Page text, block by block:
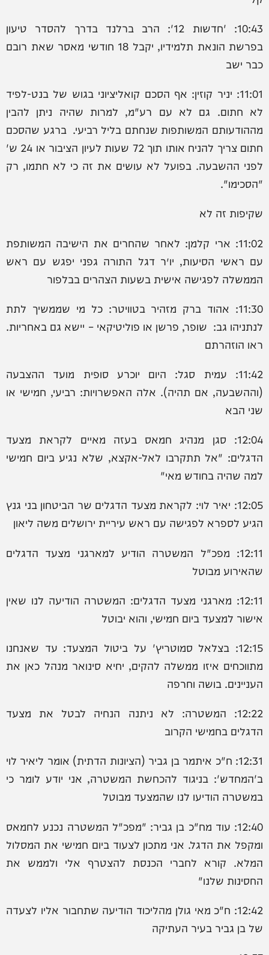
10:43: 'חדשות 12': הרב ברלנד בדרך להסדר טיעון
בפרשת הונאת תלמידיו, יקבל 18 חודשי מאסר שאת רובם
כבר ישב
11:01: יניר קוזין: אף הסכם קואליציוני בגוש של בנט-לפיד
לא חתום. גם לא עם רע"מ, למרות שהיה ניתן להבין
מההודעותם המשותפות שנחתם בליל רביעי. ברגע שהסכם
חתום צריך להניח אותו תוך 72 שעות לעיון הציבור או 24 ש'
לפני ההשבעה. בפועל לא עושים את זה כי לא חתמו, רק
"הסכימו".
שקיפות זה לא
11:02: ארי קלמן: ‏לאחר שהחרים את הישיבה המשותפת
עם ראשי הסיעות, יו״ר דגל התורה גפני יפגש עם ראש
הממשלה לפגישה אישית בשעות הצהרים בבלפור
11:30: אהוד ברק מזהיר בטוויטר: כל מי שממשיך לתת
לנתניהו גב: שופר, פרשן או פוליטיקאי – יישא גם באחריות.
ראו הוזהרתם
11:42: עמית סגל: היום יוכרע סופית מועד ההצבעה
(וההשבעה, אם תהיה). אלה האפשרויות: רביעי, חמישי או
שני הבא
12:04: ‏סגן מנהיג חמאס בעזה מאיים לקראת מצעד
הדגלים: "אל תתקרבו לאל-אקצא, שלא נגיע ביום חמישי
למה שהיה בחודש מאי"
12:05: יאיר לוי: לקראת מצעד הדגלים שר הביטחון בני גנץ
הגיע לספרא לפגישה עם ראש עיריית ירושלים משה ליאון
12:11: מפכ"ל המשטרה הודיע למארגני מצעד הדגלים
שהאירוע מבוטל
12:11: מארגני מצעד הדגלים: המשטרה הודיעה לנו שאין
אישור למצעד ביום חמישי, והוא יבוטל
12:15: בצלאל סמוטריץ' על ביטול המצעד: ‏עד שאנחנו
מתווכחים איזו ממשלה להקים, יחיא סינואר מנהל כאן את
העניינים. בושה וחרפה
12:22: ‏המשטרה: לא ניתנה הנחיה לבטל את מצעד
הדגלים בחמישי הקרוב
12:31: ח"כ איתמר בן גביר (הציונות הדתית) אומר ליאיר לוי
ב'המחדש': בניגוד להכחשת המשטרה, אני יודע לומר כי
במשטרה הודיעו לנו שהמצעד מבוטל
12:40: עוד מח"כ בן גביר: "מפכ"ל המשטרה נכנע לחמאס
ומקפל את הדגל. אני מתכון לצעוד ביום חמישי את המסלול
המלא. קורא לחברי הכנסת להצטרף אלי ולממש את
החסינות שלנו"
12:42: ח"כ מאי גולן מהליכוד הודיעה שתחבור אליו לצעדה
של בן גביר בעיר העתיקה